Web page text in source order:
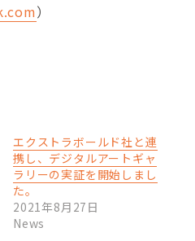
）
エクストラボールド社と連
携し、デジタルアートギャ
ラリーの実証を開始しまし
た。
2021年8月27日
News